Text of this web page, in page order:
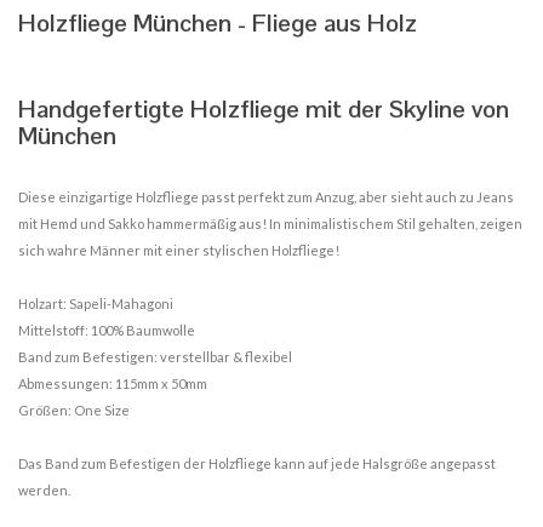
Holzfliege München - Fliege aus Holz
Handgefertigte Holzfliege mit der Skyline von
München
Diese einzigartige Holzfliege passt perfekt zum Anzug, aber sieht auch zu Jeans
mit Hemd und Sakko hammermäßig aus! In minimalistischem Stil gehalten, zeigen
sich wahre Männer mit einer stylischen Holzfliege!
Holzart: Sapeli-Mahagoni
Mittelstoff: 100% Baumwolle
Band zum Befestigen: verstellbar & flexibel
Abmessungen: 115mm x 50mm
Größen: One Size
Das Band zum Befestigen der Holzfliege kann auf jede Halsgröße angepasst
werden.